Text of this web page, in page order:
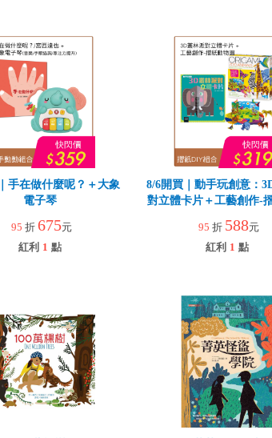
手在做什麼呢？＋大象
電子琴
95 折 675元
紅利 1 點
8/6開買｜動手玩創意：
對立體卡片＋工藝創作-
95 折 588元
紅利 1 點